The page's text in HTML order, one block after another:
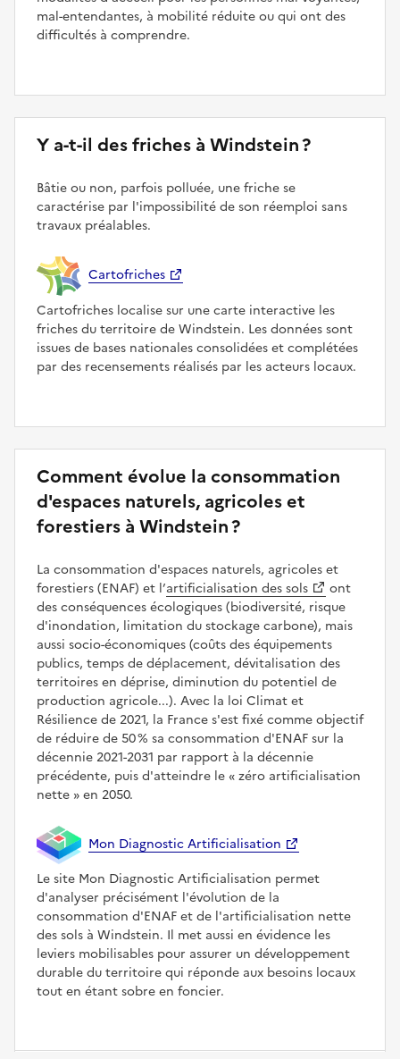
mal-entendantes, à mobilité réduite ou qui ont des
difficultés à comprendre.
Y a-t-il des friches à Windstein ?
Bâtie ou non, parfois polluée, une friche se
caractérise par l'impossibilité de son réemploi sans
travaux préalables.
Cartofriches
Cartofriches localise sur une carte interactive les
friches du territoire de Windstein. Les données sont
issues de bases nationales consolidées et complétées
par des recensements réalisés par les acteurs locaux.
Comment évolue la consommation
d'espaces naturels, agricoles et
forestiers à Windstein ?
La consommation d'espaces naturels, agricoles et
forestiers (ENAF) et l’artificialisation des sols
ont
des conséquences écologiques (biodiversité, risque
d'inondation, limitation du stockage carbone), mais
aussi socio-économiques (coûts des équipements
publics, temps de déplacement, dévitalisation des
territoires en déprise, diminution du potentiel de
production agricole...). Avec la loi Climat et
Résilience de 2021, la France s'est fixé comme objectif
de réduire de 50 % sa consommation d'ENAF sur la
décennie 2021-2031 par rapport à la décennie
précédente, puis d'atteindre le
zéro artificialisation
nette
en 2050.
Mon Diagnostic Artificialisation
Le site Mon Diagnostic Artificialisation permet
d'analyser précisément l'évolution de la
consommation d'ENAF et de l'artificialisation nette
des sols à Windstein. Il met aussi en évidence les
leviers mobilisables pour assurer un développement
durable du territoire qui réponde aux besoins locaux
tout en étant sobre en foncier.